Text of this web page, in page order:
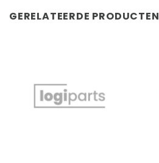
GERELATEERDE PRODUCTEN